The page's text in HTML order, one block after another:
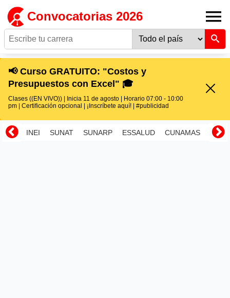
Convocatorias 2026
📢 Curso GRATUITO: "Costos y
Presupuestos con Excel" 🎓
Clases ((EN VIVO)) | Inicia 11 de agosto | Horario 07:00 - 10:00
pm | Certificación opcional | ¡Inscríbete aquí! | #publicidad
INEI SUNAT SUNARP ESSALUD CUNAMAS